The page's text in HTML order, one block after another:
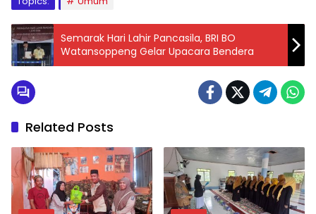
Semarak Hari Lahir Pancasila, BRI BO
Watansoppeng Gelar Upacara Bendera
Related Posts